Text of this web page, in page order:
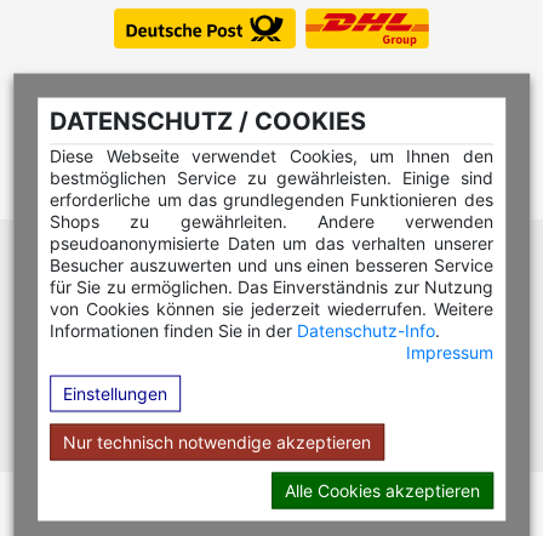
DATENSCHUTZ / COOKIES
Diese Webseite verwendet Cookies, um Ihnen den
bestmöglichen Service zu gewährleisten. Einige sind
erforderliche um das grundlegenden Funktionieren des
Shops zu gewährleiten. Andere verwenden
pseudoanonymisierte Daten um das verhalten unserer
Besucher auszuwerten und uns einen besseren Service
für Sie zu ermöglichen. Das Einverständnis zur Nutzung
von Cookies können sie jederzeit wiederrufen. Weitere
Informationen finden Sie in der Datenschutz-Info.
Impressum
Einstellungen
Nur technisch notwendige akzeptieren
Alle Cookies akzeptieren
Hilfe Editor
Hilfe Multicolorstempel
Hilfe Rundstempel
Hilfe Stempelkissen wechseln
Hilfe Stempelplatte wechseln
Copyright © 2026 Stempel Toenges GmbH - Alle Rechte